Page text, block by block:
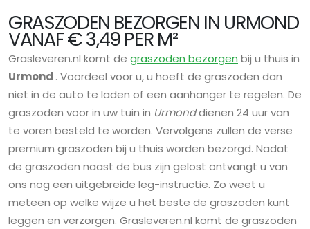
GRASZODEN BEZORGEN IN URMOND
VANAF € 3,49 PER M²
Grasleveren.nl komt de graszoden bezorgen bij u thuis in
Urmond . Voordeel voor u, u hoeft de graszoden dan
niet in de auto te laden of een aanhanger te regelen. De
graszoden voor in uw tuin in Urmonddienen 24 uur van
te voren besteld te worden. Vervolgens zullen de verse
premium graszoden bij u thuis worden bezorgd. Nadat
de graszoden naast de bus zijn gelost ontvangt u van
ons nog een uitgebreide leg-instructie. Zo weet u
meteen op welke wijze u het beste de graszoden kunt
leggen en verzorgen. Grasleveren.nl komt de graszoden